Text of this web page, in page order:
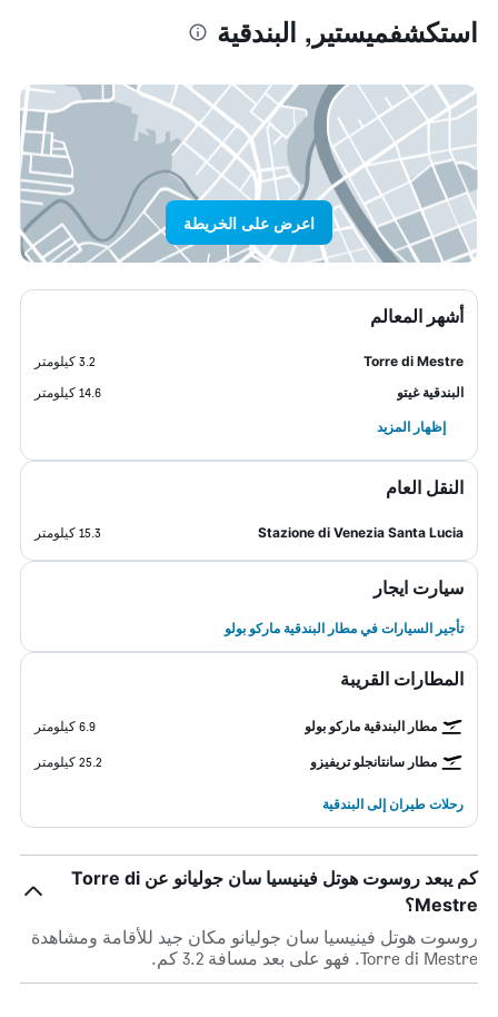
استكشفميستير, البندقية
اعرض على الخريطة
أشهر المعالم
Torre di Mestre
3.2 كيلومتر
البندقية غيتو
14.6 كيلومتر
إظهار المزيد
النقل العام
Stazione di Venezia Santa Lucia 15.3 كيلومتر
سيارت ايجار
تأجير السيارات في مطار البندقية ماركو بولو
المطارات القريبة
مطار البندقية ماركو بولو 6.9 كيلومتر
مطار سانتانجلو تريفيزو 25.2 كيلومتر
رحلات طيران إلى البندقية
كم يبعد روسوت هوتل فينيسيا سان جوليانو عن Torre di
Mestre؟
روسوت هوتل فينيسيا سان جوليانو مكان جيد للأقامة ومشاهدة
Torre di Mestre. فهو على بعد مسافة 3.2 كم.